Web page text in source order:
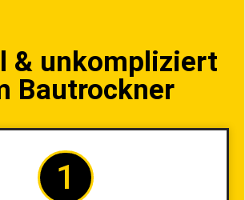
& unkompliziert
Bautrockner
1